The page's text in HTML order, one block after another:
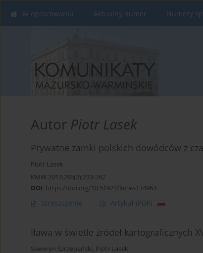
W opracowaniu Aktualny numer Numery
Autor Piotr Lasek
Prywatne zamki polskich dowódców z
Piotr Lasek
KMW 2017;296(2):233-262
DOI: https://doi.org/10.51974/kmw-134963
Streszczenie Artykuł (PDF)
Iława w świetle źródeł kartograficznych
Seweryn Szczepański, Piotr Lasek